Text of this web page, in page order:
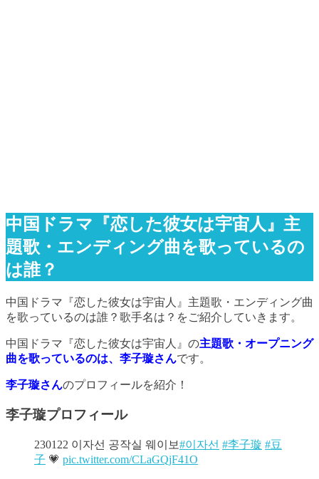
中国ドラマ『恋した彼女は宇宙人』主
題歌・エンディング曲を歌っているの
は誰？
中国ドラマ 『恋した彼女は宇宙人』 主題歌・エンディング曲
を歌っているのは誰？歌手名は？をご紹介していきます。
中国ドラマ 『恋した彼女は宇宙人』 の主題歌・オープニング
曲を歌っているのは、李子璇さんです。
李子璇さんのプロフィールを紹介！
李子璇プロフィール
230122 이자선 공작실 웨이보#이자선 #李子璇 #豆
子 💗 pic.twitter.com/CLaGQjF41O